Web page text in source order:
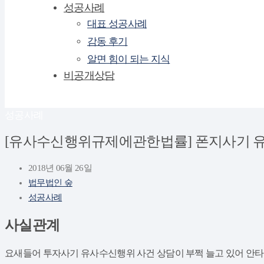
성공사례
대표 성공사례
감동 후기
알면 힘이 되는 지식
비공개상담
[유사수신행위규제에관한법률] 폰지사기
2018년 06월 26일
법무법인 숲
성공사례
사실관계
요새들어 투자사기 유사수신행위 사건 상담이 부쩍 늘고 있어 안